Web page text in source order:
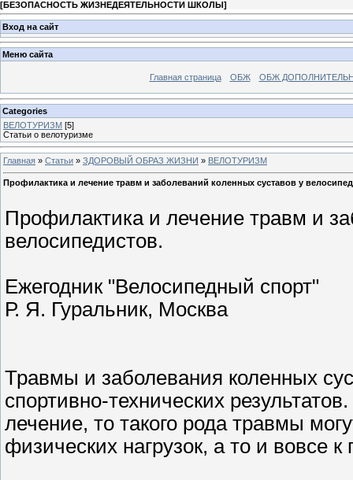
[БЕЗОПАСНОСТЬ ЖИЗНЕДЕЯТЕЛЬНОСТИ ШКОЛЫ]
Вход на сайт
Меню сайта
Главная страница ОБЖ ОБЖ
Categories
ВЕЛОТУРИЗМ [5]
Статьи о велотуризме
Главная » Статьи » ЗДОРОВЫЙ ОБРАЗ ЖИЗНИ » ВЕЛОТУРИЗМ
Профилактика и лечение травм и заболеваний коленных суставов у
Профилактика и лечение травм и
велосипедистов.
Ежегодник "Велосипедный спорт"
Р. Я. Гуральник, Москва
Травмы и заболевания коленных
спортивно-технических
лечение, то такого рода травмы
физических нагрузок, а то и вовсе